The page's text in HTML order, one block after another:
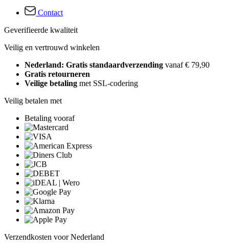
Contact
Geverifieerde kwaliteit
Veilig en vertrouwd winkelen
Nederland: Gratis standaardverzending vanaf € 79,90
Gratis retourneren
Veilige betaling met SSL-codering
Veilig betalen met
Betaling vooraf
Verzendkosten voor Nederland